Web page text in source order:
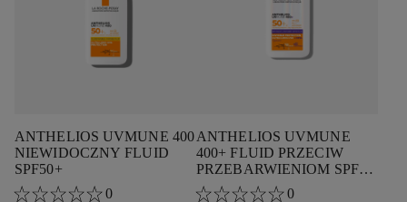
ANTHELIOS UVMUNE 400
NIEWIDOCZNY FLUID
SPF50+
0
ANTHELIOS UVMUNE
400+ FLUID PRZECIW
PRZEBARWIENIOM SPF
50+
0